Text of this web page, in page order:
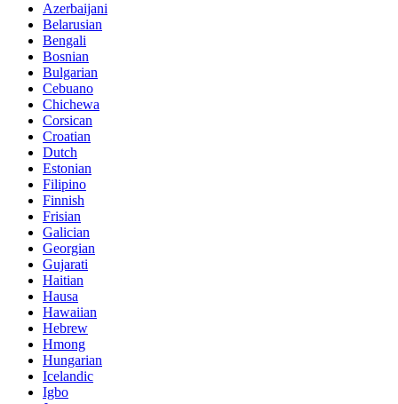
Azerbaijani
Belarusian
Bengali
Bosnian
Bulgarian
Cebuano
Chichewa
Corsican
Croatian
Dutch
Estonian
Filipino
Finnish
Frisian
Galician
Georgian
Gujarati
Haitian
Hausa
Hawaiian
Hebrew
Hmong
Hungarian
Icelandic
Igbo